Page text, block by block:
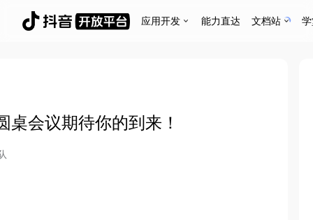
应用开发 能力直达 文档站
会议期待你的到来！